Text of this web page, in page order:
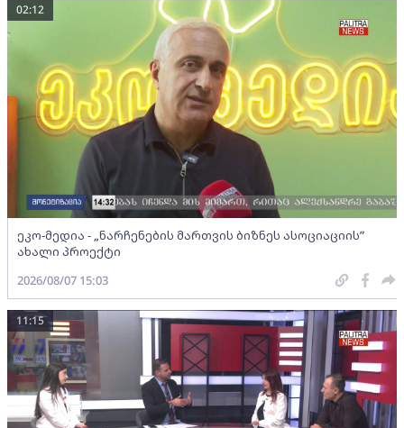
ეკო-მედია - „ნარჩენების მართვის ბიზნეს ასოციაციის”
ახალი პროექტი
02:12
2026/08/07 15:03
11:15